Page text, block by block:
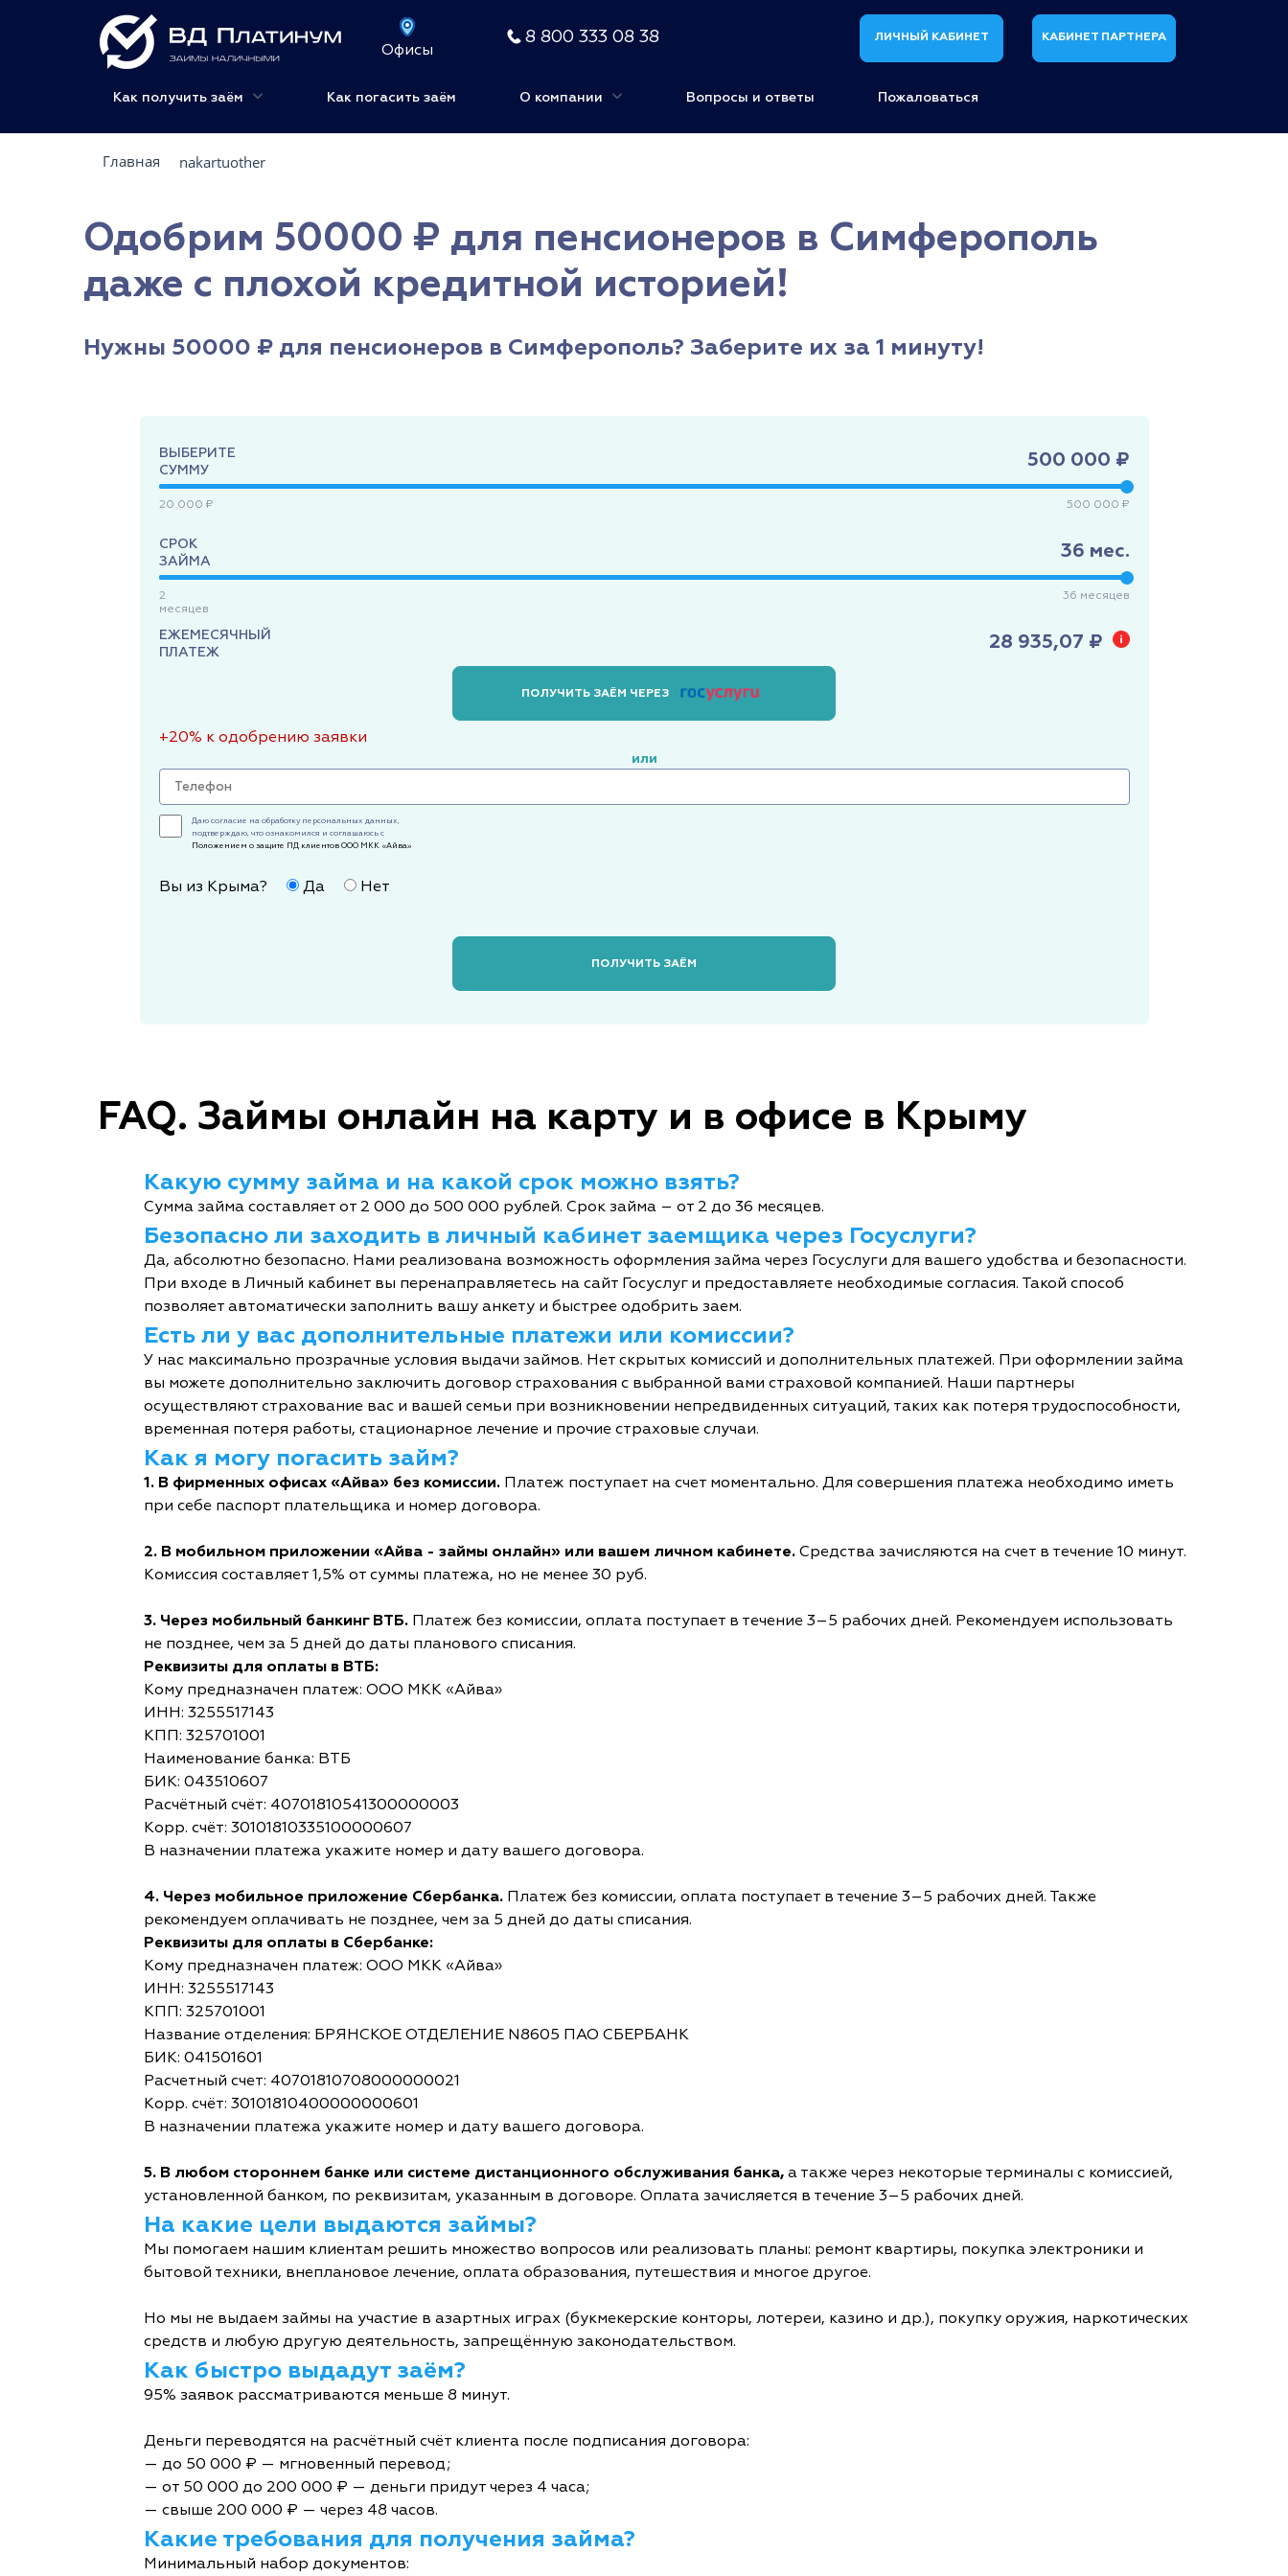
Офисы
8 800 333 08 38 ЛИЧНЫЙ КАБИНЕТ КАБИНЕТ ПАРТНЕРА
Как получить заём Как погасить заём О компании Вопросы и ответы Пожаловаться
Главная nakartuother
Одобрим 50000 ₽ для пенсионеров в Симферополь
даже с плохой кредитной историей!
Нужны 50000 ₽ для пенсионеров в Симферополь? Заберите их за 1 минуту!
ВЫБЕРИТЕ
СУММУ
500 000 ₽
20 000 ₽ 500 000 ₽
СРОК
ЗАЙМА
36 мес.
2
месяцев
36 месяцев
ЕЖЕМЕСЯЧНЫЙ
ПЛАТЕЖ
28 935,07 ₽
ПОЛУЧИТЬ ЗАЁМ ЧЕРЕЗ
+20% к одобрению заявки
или
Даю согласие на обработку персональных данных,
подтверждаю, что ознакомился и соглашаюсь с
Положением о защите ПД клиентов ООО МКК «Айва»
Вы из Крыма? Да Нет
ПОЛУЧИТЬ ЗАЁМ
FAQ. Займы онлайн на карту и в офисе в Крыму
Какую сумму займа и на какой срок можно взять?
Сумма займа составляет от 2 000 до 500 000 рублей. Срок займа – от 2 до 36 месяцев.
Безопасно ли заходить в личный кабинет заемщика через Госуслуги?
Да, абсолютно безопасно. Нами реализована возможность оформления займа через Госуслуги для вашего удобства и безопасности.
При входе в Личный кабинет вы перенаправляетесь на сайт Госуслуг и предоставляете необходимые согласия. Такой способ
позволяет автоматически заполнить вашу анкету и быстрее одобрить заем.
Есть ли у вас дополнительные платежи или комиссии?
У нас максимально прозрачные условия выдачи займов. Нет скрытых комиссий и дополнительных платежей. При оформлении займа
вы можете дополнительно заключить договор страхования с выбранной вами страховой компанией. Наши партнеры
осуществляют страхование вас и вашей семьи при возникновении непредвиденных ситуаций, таких как потеря трудоспособности,
временная потеря работы, стационарное лечение и прочие страховые случаи.
Как я могу погасить займ?
1. В фирменных офисах «Айва» без комиссии. Платеж поступает на счет моментально. Для совершения платежа необходимо иметь
при себе паспорт плательщика и номер договора.
2. В мобильном приложении «Айва - займы онлайн» или вашем личном кабинете. Средства зачисляются на счет в течение 10 минут.
Комиссия составляет 1,5% от суммы платежа, но не менее 30 руб.
3. Через мобильный банкинг ВТБ. Платеж без комиссии, оплата поступает в течение 3–5 рабочих дней. Рекомендуем использовать
не позднее, чем за 5 дней до даты планового списания.
Реквизиты для оплаты в ВТБ:
Кому предназначен платеж: ООО МКК «Айва»
ИНН: 3255517143
КПП: 325701001
Наименование банка: ВТБ
БИК: 043510607
Расчётный счёт: 40701810541300000003
Корр. счёт: 30101810335100000607
В назначении платежа укажите номер и дату вашего договора.
4. Через мобильное приложение Сбербанка. Платеж без комиссии, оплата поступает в течение 3–5 рабочих дней. Также
рекомендуем оплачивать не позднее, чем за 5 дней до даты списания.
Реквизиты для оплаты в Сбербанке:
Кому предназначен платеж: ООО МКК «Айва»
ИНН: 3255517143
КПП: 325701001
Название отделения: БРЯНСКОЕ ОТДЕЛЕНИЕ N8605 ПАО СБЕРБАНК
БИК: 041501601
Расчетный счет: 40701810708000000021
Корр. счёт: 30101810400000000601
В назначении платежа укажите номер и дату вашего договора.
5. В любом стороннем банке или системе дистанционного обслуживания банка, а также через некоторые терминалы с комиссией,
установленной банком, по реквизитам, указанным в договоре. Оплата зачисляется в течение 3–5 рабочих дней.
На какие цели выдаются займы?
Мы помогаем нашим клиентам решить множество вопросов или реализовать планы: ремонт квартиры, покупка электроники и
бытовой техники, внеплановое лечение, оплата образования, путешествия и многое другое.
Но мы не выдаем займы на участие в азартных играх (букмекерские конторы, лотереи, казино и др.), покупку оружия, наркотических
средств и любую другую деятельность, запрещённую законодательством.
Как быстро выдадут заём?
95% заявок рассматриваются меньше 8 минут.
Деньги переводятся на расчётный счёт клиента после подписания договора:
— до 50 000 ₽ — мгновенный перевод;
— от 50 000 до 200 000 ₽ — деньги придут через 4 часа;
— свыше 200 000 ₽ — через 48 часов.
Какие требования для получения займа?
Минимальный набор документов: